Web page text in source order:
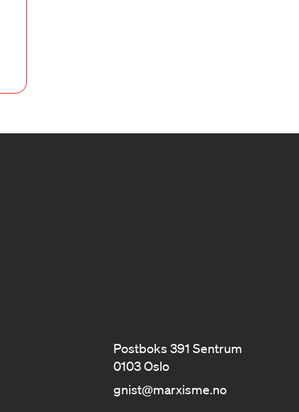
Postboks 391 Sentrum
0103 Oslo
gnist@marxisme.no